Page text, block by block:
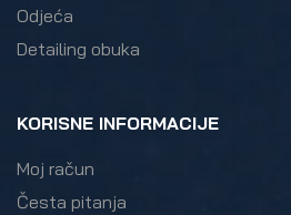
Odjeća
Detailing obuka
KORISNE INFORMACIJE
Moj račun
Česta pitanja